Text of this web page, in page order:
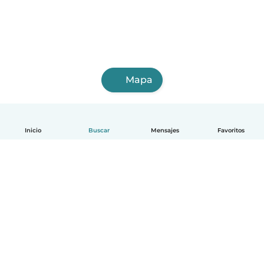
Inicio Buscar Mensajes Favoritos
Mapa